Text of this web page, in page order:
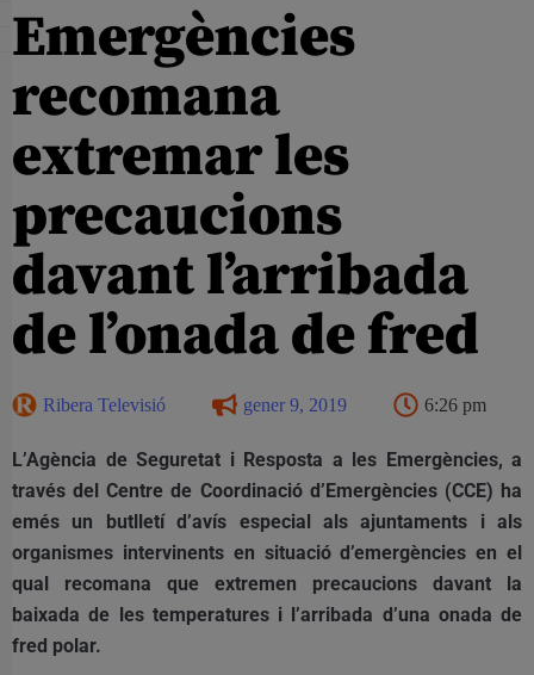
Emergències
recomana
extremar les
precaucions
davant l’arribada
de l’onada de fred
Ribera Televisió gener 9, 2019 6:26 pm
L’Agència de Seguretat i Resposta a les Emergències, a
través del Centre de Coordinació d’Emergències (CCE) ha
emés un butlletí d’avís especial als ajuntaments i als
organismes intervinents en situació d’emergències en el
qual recomana que extremen precaucions davant la
baixada de les temperatures i l’arribada d’una onada de
fred polar.